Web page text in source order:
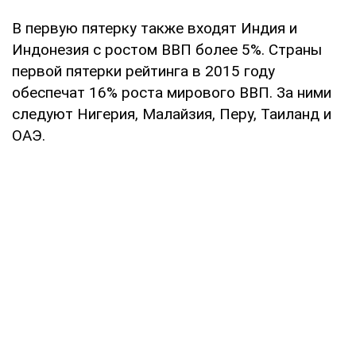
В первую пятерку также входят Индия и
Индонезия с ростом ВВП более 5%. Страны
первой пятерки рейтинга в 2015 году
обеспечат 16% роста мирового ВВП. За ними
следуют Нигерия, Малайзия, Перу, Таиланд и
ОАЭ.